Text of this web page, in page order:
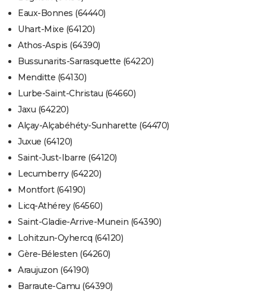
Eaux-Bonnes (64440)
Uhart-Mixe (64120)
Athos-Aspis (64390)
Bussunarits-Sarrasquette (64220)
Menditte (64130)
Lurbe-Saint-Christau (64660)
Jaxu (64220)
Alçay-Alçabéhéty-Sunharette (64470)
Juxue (64120)
Saint-Just-Ibarre (64120)
Lecumberry (64220)
Montfort (64190)
Licq-Athérey (64560)
Saint-Gladie-Arrive-Munein (64390)
Lohitzun-Oyhercq (64120)
Gère-Bélesten (64260)
Araujuzon (64190)
Barraute-Camu (64390)